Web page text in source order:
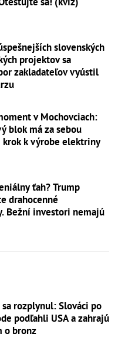
slovenských
projektov sa
zakladateľov vyústil
v Mochovciach:
blok má za sebou
krok k výrobe elektriny
ťah? Trump
drahocenné
Bežní investori nemajú
rozplynul: Slováci po
podľahli USA a zahrajú
o bronz